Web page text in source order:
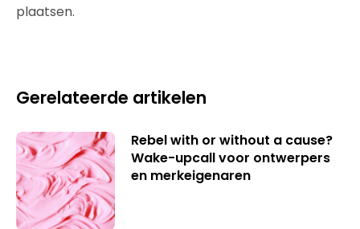
plaatsen.
Gerelateerde artikelen
Rebel with or without a cause?
Wake-upcall voor ontwerpers
en merkeigenaren